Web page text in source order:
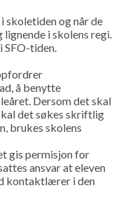
skoletiden og når de
lignende i skolens regi.
SFO-tiden.
å benytte
Dersom det skal
det søkes skriftlig
brukes skolens
gis permisjon for
ansvar at eleven
kontaktlærer i den